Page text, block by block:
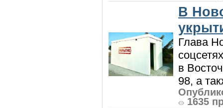
В
Глава
в
98, а
1635